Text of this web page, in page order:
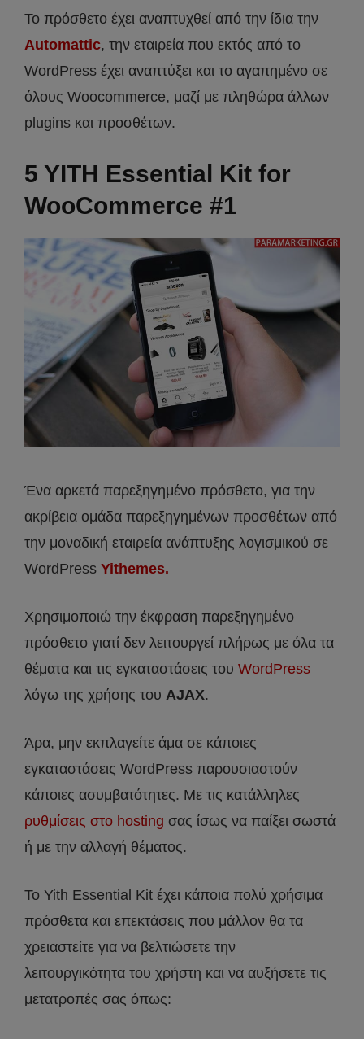
Το πρόσθετο έχει αναπτυχθεί από την ίδια την
Automattic, την εταιρεία που εκτός από το
WordPress έχει αναπτύξει και το αγαπημένο σε
όλους Woocommerce, μαζί με πληθώρα άλλων
plugins και προσθέτων.
5 YITH Essential Kit for
WooCommerce #1
Ένα αρκετά παρεξηγημένο πρόσθετο, για την
ακρίβεια ομάδα παρεξηγημένων προσθέτων από
την μοναδική εταιρεία ανάπτυξης λογισμικού σε
WordPress Yithemes.
Χρησιμοποιώ την έκφραση παρεξηγημένο
πρόσθετο γιατί δεν λειτουργεί πλήρως με όλα τα
θέματα και τις εγκαταστάσεις του WordPress
λόγω της χρήσης του AJAX.
Άρα, μην εκπλαγείτε άμα σε κάποιες
εγκαταστάσεις WordPress παρουσιαστούν
κάποιες ασυμβατότητες. Με τις κατάλληλες
ρυθμίσεις στο hosting σας ίσως να παίξει σωστά
ή με την αλλαγή θέματος.
Το Yith Essential Kit έχει κάποια πολύ χρήσιμα
πρόσθετα και επεκτάσεις που μάλλον θα τα
χρειαστείτε για να βελτιώσετε την
λειτουργικότητα του χρήστη και να αυξήσετε τις
μετατροπές σας όπως: